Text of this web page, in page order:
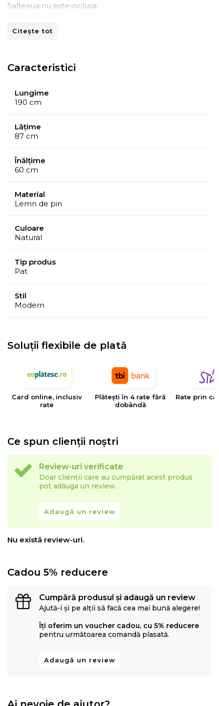
Salteaua nu este inclusa.
Citește tot
Caracteristici
Lungime
190 cm
Lățime
87 cm
Înălțime
60 cm
Material
Lemn de pin
Culoare
Natural
Tip produs
Pat
Stil
Modern
Soluții flexibile de plată
Card online, inclusiv
rate
Plătești în 4 rate fără
dobândă
Rate prin
Ce spun clienții noștri
Review-uri verificate
Doar clienții care au cumpărat acest produs
pot adăuga un review.
Adaugă un review
Nu există review-uri.
Cadou 5% reducere
Cumpără produsul și adaugă un review
Ajută-i și pe alții să facă cea mai bună alegere!
Îți oferim un voucher cadou, cu 5% reducere
pentru următoarea comandă plasată.
Adaugă un review